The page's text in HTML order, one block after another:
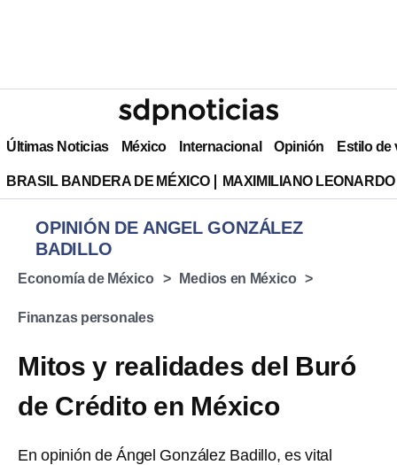
Últimas Noticias México Internacional Opinión Estilo de
BRASIL BANDERA DE MÉXICO MAXIMILIANO
OPINIÓN DE ANGEL GONZÁLEZ
BADILLO
Economía de México Medios en México
Finanzas personales
Mitos y realidades del Buró
de Crédito en México
En opinión de Ángel González Badillo, es vital